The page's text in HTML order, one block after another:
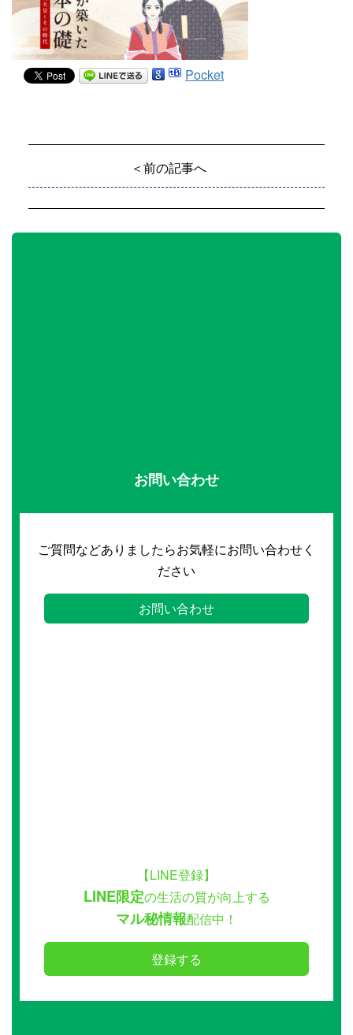
Pocket
＜前の記事へ
お問い合わせ
ご質問などありましたらお気軽にお問い合わせく
ださい
お問い合わせ
【LINE登録】
LINE限定の生活の質が向上する
マル秘情報配信中！
登録する